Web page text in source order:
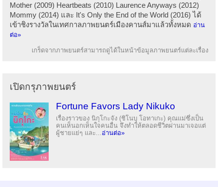
Mother (2009) Heartbeats (2010) Laurence Anyways (2012)
Mommy (2014) และ It's Only the End of the World (2016) ได้
เข้าชิงรางวัลในเทศกาลภาพยนตร์เมืองคานส์มาแล้วทั้งหมด อ่าน
ต่อ»
เกร็ดจากภาพยนตร์สามารถดูได้ในหน้าข้อมูลภาพยนตร์แต่ละเรื่อง
เปิดกรุภาพยนตร์
Fortune Favors Lady Nikuko
เรื่องราวของ นิกุโกะจัง (ชิโนบุ โอทาเกะ) คุณแม่ซึ่งเป็น
คนเห็นอกเห็นใจคนอื่น จึงทำให้ตลอดชีวิตผ่านมาเจอแต่
ผู้ชายแย่ๆ และ... อ่านต่อ»